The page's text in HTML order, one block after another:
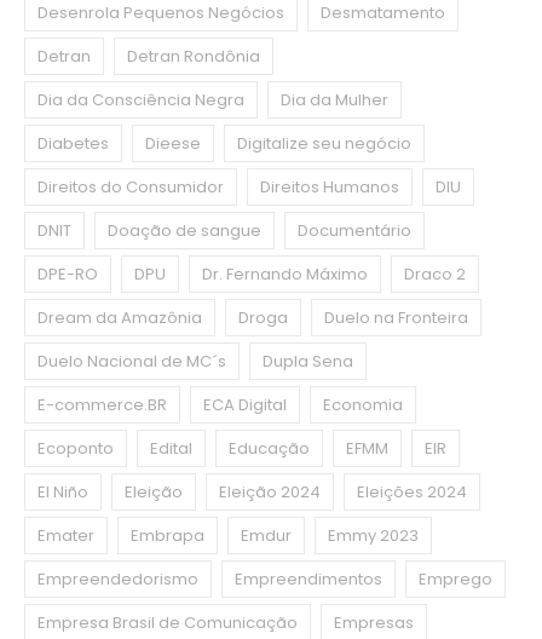
Desenrola Pequenos Negócios
Desmatamento
Detran
Detran Rondônia
Dia da Consciência Negra
Dia da Mulher
Diabetes
Dieese
Digitalize seu negócio
Direitos do Consumidor
Direitos Humanos
DIU
DNIT
Doação de sangue
Documentário
DPE-RO
DPU Dr. Fernando Máximo
Draco 2
Dream da Amazônia
Droga
Duelo na Fronteira
Duelo Nacional de MC´s
Dupla Sena
E-commerce.BR
ECA Digital
Economia
Ecoponto
Edital Educação EFMM
EIR
El Niño
Eleição Eleição 2024
Eleições 2024
Emater
Embrapa Emdur
Emmy 2023
Empreendedorismo
Empreendimentos
Emprego
Empresa Brasil de Comunicação
Empresas